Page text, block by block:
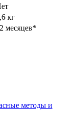
кг
месяцев*
методы и